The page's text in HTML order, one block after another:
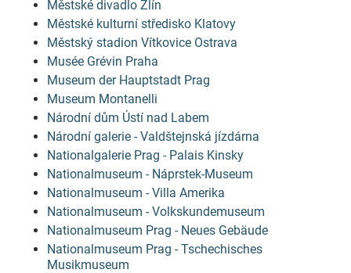
Městské divadlo Zlín
Městské kulturní středisko Klatovy
Městský stadion Vítkovice Ostrava
Musée Grévin Praha
Museum der Hauptstadt Prag
Museum Montanelli
Národní dům Ústí nad Labem
Národní galerie - Valdštejnská jízdárna
Nationalgalerie Prag - Palais Kinsky
Nationalmuseum - Náprstek-Museum
Nationalmuseum - Villa Amerika
Nationalmuseum - Volkskundemuseum
Nationalmuseum Prag - Neues Gebäude
Nationalmuseum Prag - Tschechisches
Musikmuseum